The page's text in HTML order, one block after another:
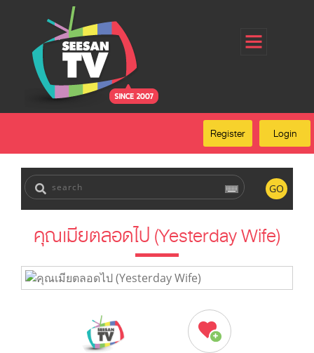
Register
Login
Forgot Password
FAQ
Login
Register
GO
คุณเมียตลอดไป (Yesterday Wife)